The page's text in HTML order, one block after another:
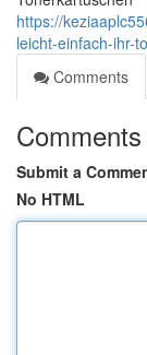
https://
leicht-einfach-ihr-
Comments
Comments
Submit a
No HTML